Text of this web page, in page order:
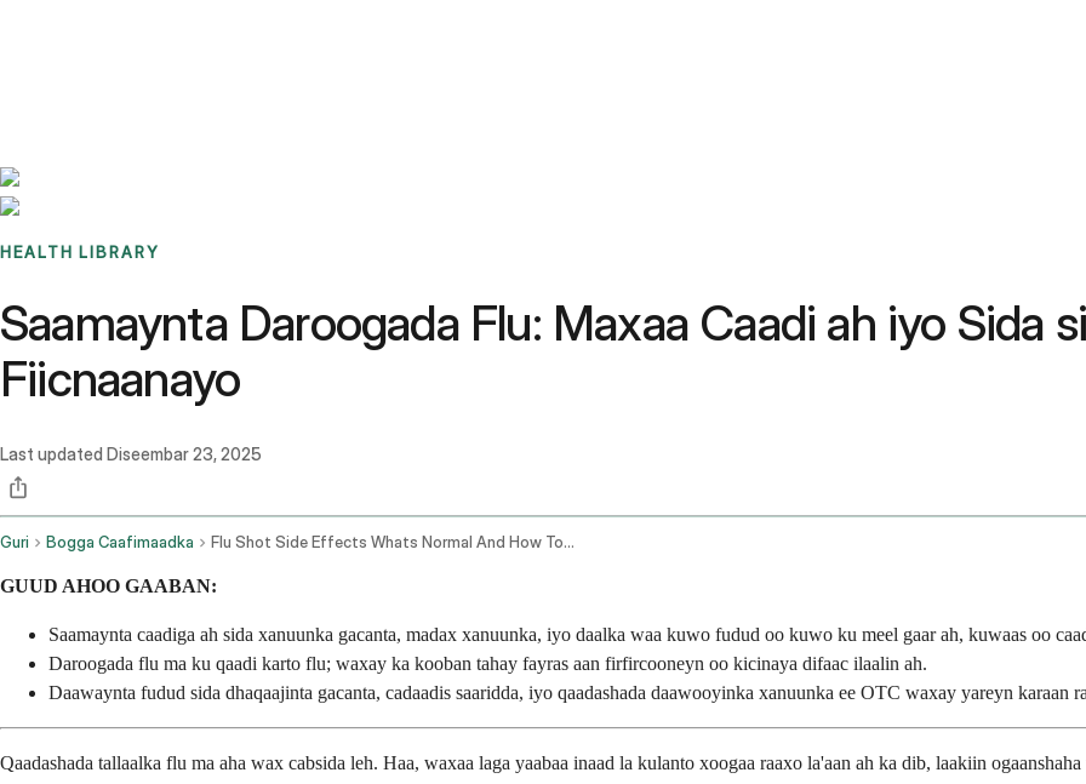
HEALTH LIBRARY
Saamaynta Daroogada Flu: Maxaa Caadi ah iyo Sida
Fiicnaanayo
Last updated Diseembar 23, 2025
Guri Bogga Caafimaadka Flu Shot Side Effects Whats Normal And How To Feel Better Fast
GUUD AHOO GAABAN:
Saamaynta caadiga ah sida xanuunka gacanta, madax xanuunka, iyo daalka waa kuwo fudud oo kuwo ku meel gaar ah, kuwaas oo
Daroogada flu ma ku qaadi karto flu; waxay ka kooban tahay fayras aan firfircooneyn oo kicinaya difaac ilaalin ah.
Daawaynta fudud sida dhaqaajinta gacanta, cadaadis saaridda, iyo qaadashada daawooyinka xanuunka ee OTC waxay yareyn karaan
Qaadashada tallaalka flu ma aha wax cabsida leh. Haa, waxaa laga yaabaa inaad la kulanto xoogaa raaxo la'aan ah ka dib, laakiin